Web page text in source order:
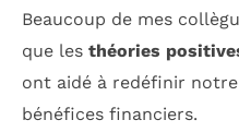
Beaucoup de mes
que les théories
ont aidé à redéfinir
bénéfices financiers.